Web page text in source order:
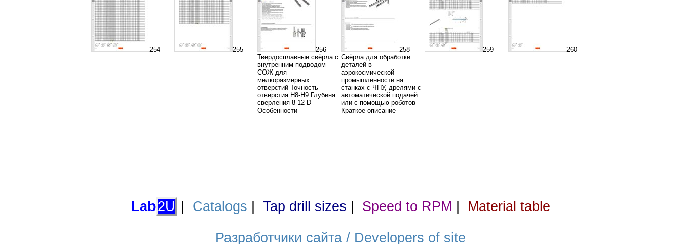
254 255
256
Твердосплавные свёрла с
внутренним подводом
СОЖ для
мелкоразмерных
отверстий Точность
отверстия H8-H9 Глубина
сверления 8-12 D
Особенности
258
Свёрла для обработки
деталей в
аэрокосмической
промышленности на
станках с ЧПУ, дрелями с
автоматической подачей
или с помощью роботов
Краткое описание
259 260
Lab2U Catalogs Tap drill sizes Speed to RPM Material table
Разработчики сайта / Developers of site